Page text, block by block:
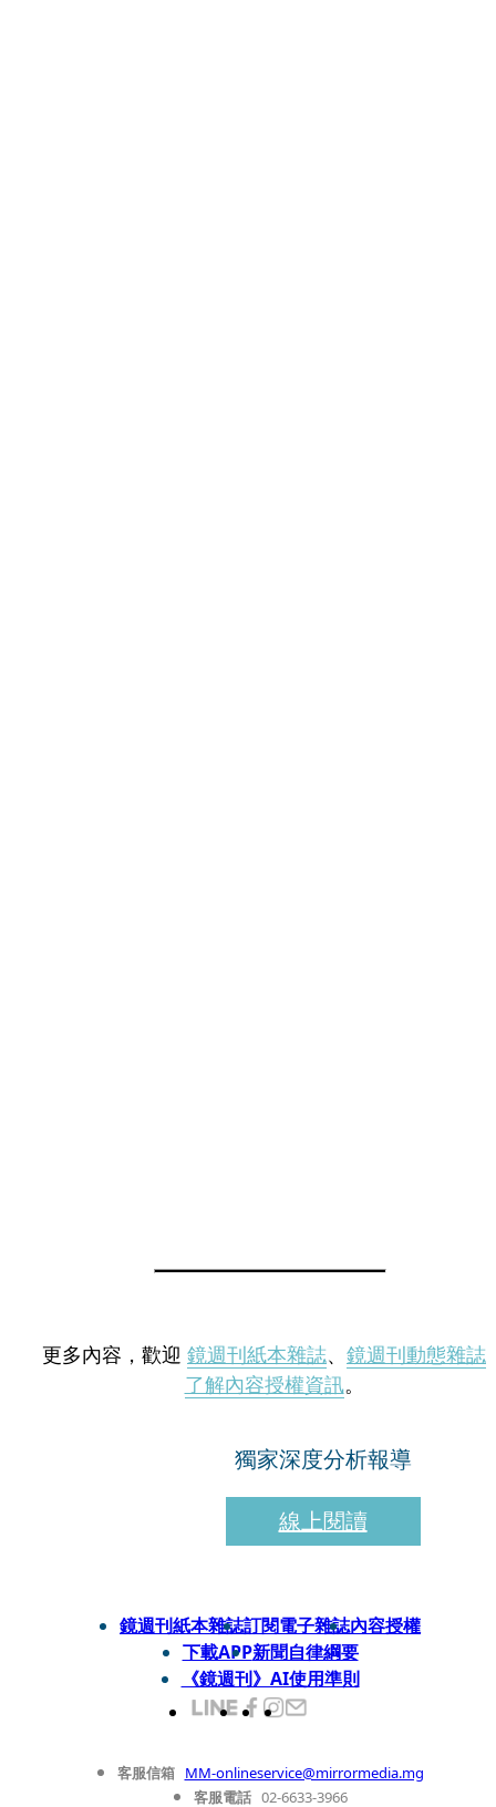
更多內容，歡迎 鏡週刊紙本雜誌、 鏡週刊動態雜誌
了解內容授權資訊。
獨家深度分析報導
線上閱讀
鏡週刊紙本雜誌訂閱電子雜誌內容授權
下載APP新聞自律綱要
《鏡週刊》AI使用準則
客服信箱 MM-onlineservice@mirrormedia.mg
客服電話 02-6633-3966